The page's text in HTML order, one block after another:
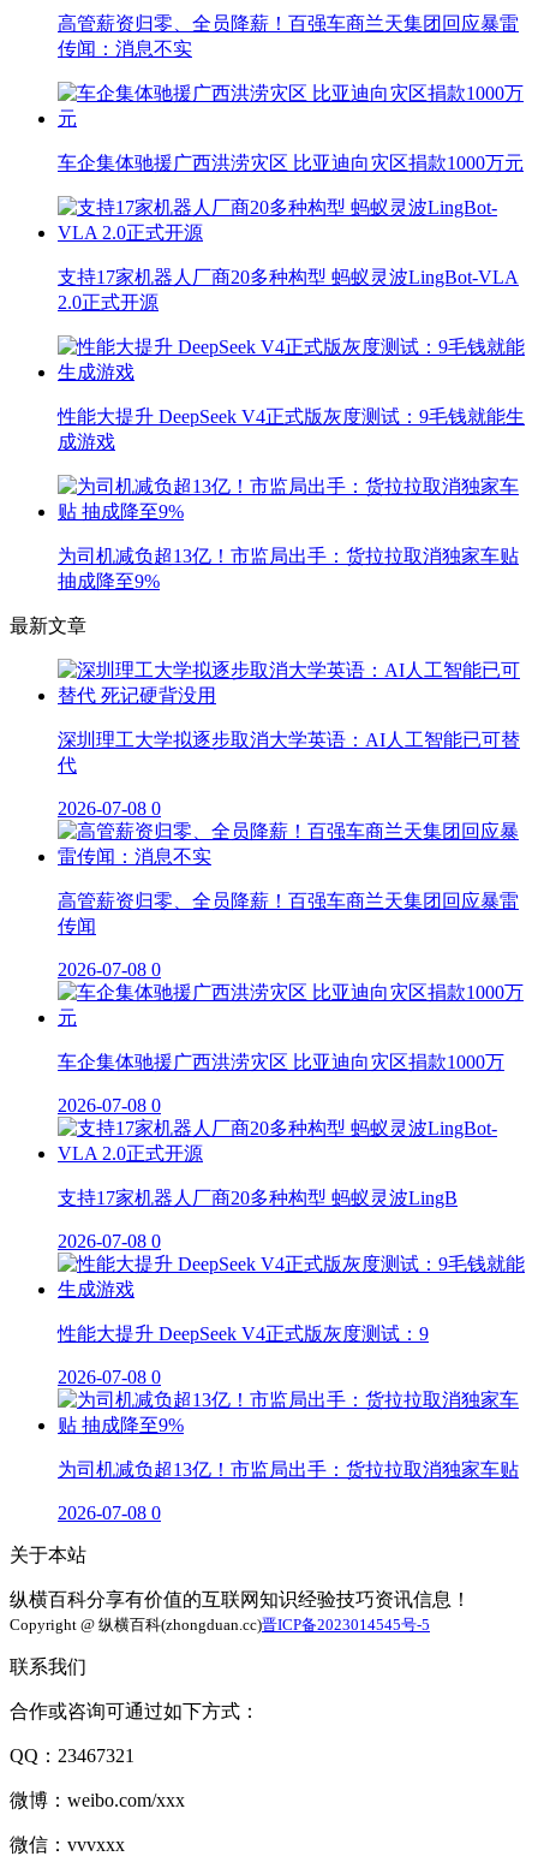
高管薪资归零、全员降薪！百强车商兰天集团回应暴雷
传闻：消息不实
车企集体驰援广西洪涝灾区 比亚迪向灾区捐款1000万元
支持17家机器人厂商20多种构型 蚂蚁灵波LingBot-VLA
2.0正式开源
性能大提升 DeepSeek V4正式版灰度测试：9毛钱就能生
成游戏
为司机减负超13亿！市监局出手：货拉拉取消独家车贴
抽成降至9%
最新文章
深圳理工大学拟逐步取消大学英语：AI人工智能已可替
代
2026-07-08 0
高管薪资归零、全员降薪！百强车商兰天集团回应暴雷
传闻
2026-07-08 0
车企集体驰援广西洪涝灾区 比亚迪向灾区捐款1000万
2026-07-08 0
支持17家机器人厂商20多种构型 蚂蚁灵波LingB
2026-07-08 0
性能大提升 DeepSeek V4正式版灰度测试：9
2026-07-08 0
为司机减负超13亿！市监局出手：货拉拉取消独家车贴
2026-07-08 0
关于本站
纵横百科分享有价值的互联网知识经验技巧资讯信息！
Copyright @ 纵横百科(zhongduan.cc)晋ICP备2023014545号-5
联系我们
合作或咨询可通过如下方式：
QQ：23467321
微博：weibo.com/xxx
微信：vvvxxx